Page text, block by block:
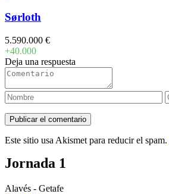
Sørloth
5.590.000 €
+40.000
Deja una respuesta
Este sitio usa Akismet para reducir el spam.
Jornada 1
Alavés - Getafe